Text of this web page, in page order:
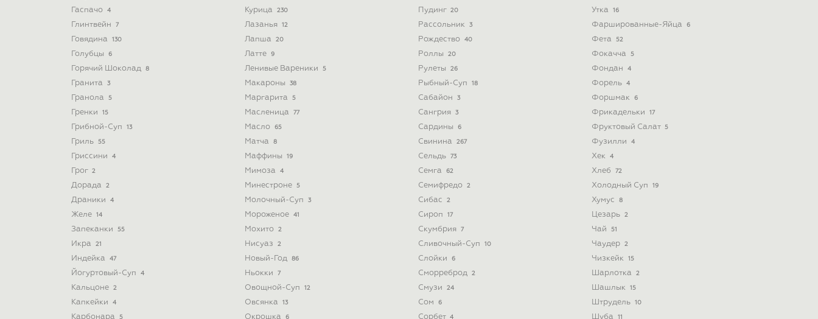
Гаспачо 4
Глинтвейн 7
Говядина 130
Голубцы 6
Горячий Шоколад 8
Гранита 3
Гранола 5
Гренки 15
Грибной-Суп 13
Гриль 55
Гриссини 4
Грог 2
Дорада 2
Драники 4
Желе 14
Запеканки 55
Икра 21
Индейка 47
Йогуртовый-Суп 4
Кальцоне 2
Капкейки 4
Карбонара 5
Курица 230
Лазанья 12
Лапша 20
Латте 9
Ленивые Вареники 5
Макароны 38
Маргарита 5
Масленица 77
Масло 65
Матча 8
Маффины 19
Мимоза 4
Минестроне 5
Молочный-Суп 3
Мороженое 41
Мохито 2
Нисуаз 2
Новый-Год 86
Ньокки 7
Овощной-Суп 12
Овсянка 13
Окрошка 6
Пудинг 20
Рассольник 3
Рождество 40
Роллы 20
Рулеты 26
Рыбный-Суп 18
Сабайон 3
Сангрия 3
Сардины 6
Свинина 267
Сельдь 73
Семга 62
Семифредо 2
Сибас 2
Сироп 17
Скумбрия 7
Сливочный-Суп 10
Слойки 6
Сморреброд 2
Смузи 24
Сом 6
Сорбет 4
Утка 16
Фаршированные-Яйца 6
Фета 52
Фокачча 5
Фондан 4
Форель 4
Форшмак 6
Фрикадельки 17
Фруктовый Салат 5
Фузилли 4
Хек 4
Хлеб 72
Холодный Суп 19
Хумус 8
Цезарь 2
Чай 51
Чаудер 2
Чизкейк 15
Шарлотка 2
Шашлык 15
Штрудель 10
Шуба 11